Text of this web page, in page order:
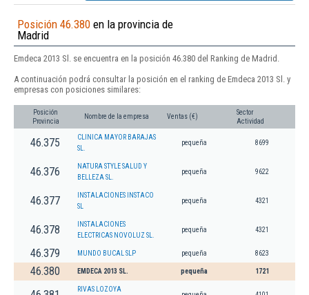
Posición 46.380 en la provincia de
Madrid
Emdeca 2013 Sl. se encuentra en la posición 46.380 del Ranking de Madrid.
A continuación podrá consultar la posición en el ranking de Emdeca 2013 Sl. y
empresas con posiciones similares:
Posición
Provincia
Nombre de la empresa Ventas (€)
Sector
Actividad
46.375
CLINICA MAYOR BARAJAS
SL.
pequeña 8699
46.376
NATURA STYLE SALUD Y
BELLEZA SL.
pequeña 9622
46.377
INSTALACIONES INSTACO
SL
pequeña 4321
46.378
INSTALACIONES
ELECTRICAS NOVOLUZ SL.
pequeña 4321
46.379 MUNDO BUCAL SLP pequeña 8623
46.380 EMDECA 2013 SL. pequeña 1721
RIVAS LOZOYA